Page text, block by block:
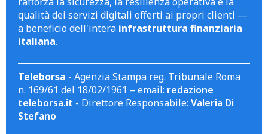
qualità dei servizi digitali offerti ai propri clienti —
a beneficio dell'intera infrastruttura finanziaria
italiana.
Teleborsa - Agenzia Stampa reg. Tribunale Roma
n. 169/61 del 18/02/1961 – email: redazione
teleborsa.it - Direttore Responsabile: Valeria Di
Stefano